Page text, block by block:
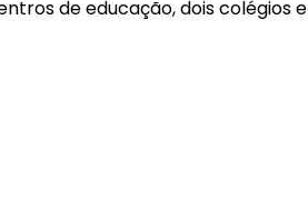
de educação, dois colégios e